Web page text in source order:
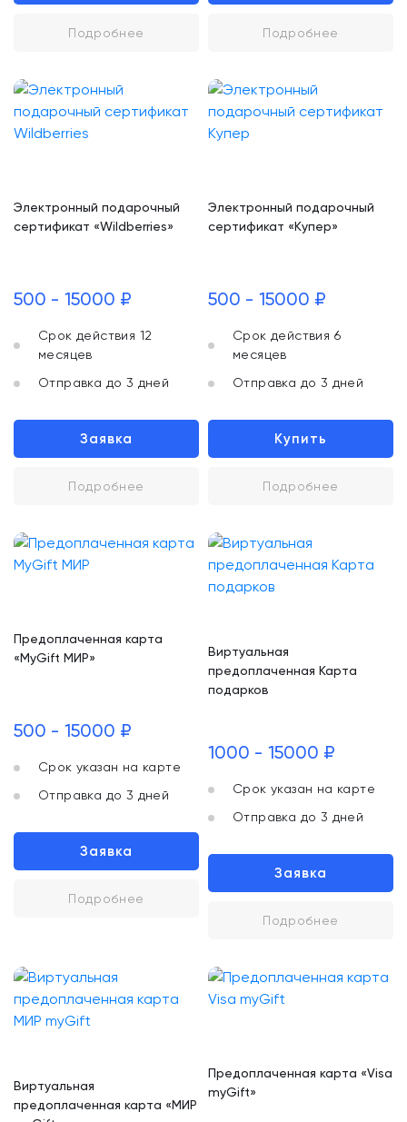
Подробнее Подробнее
Электронный подарочный
сертификат «Wildberries»
500 - 15000 ₽
Срок действия 12
месяцев
Отправка до 3 дней
Заявка
Подробнее
Электронный подарочный
сертификат «Купер»
500 - 15000 ₽
Срок действия 6
месяцев
Отправка до 3 дней
Купить
Подробнее
Предоплаченная карта
«MyGift МИР»
500 - 15000 ₽
Срок указан на карте
Отправка до 3 дней
Заявка
Подробнее
Виртуальная
предоплаченная Карта
подарков
1000 - 15000 ₽
Срок указан на карте
Отправка до 3 дней
Заявка
Подробнее
Виртуальная
предоплаченная карта «МИР
Предоплаченная карта «Visa
myGift»